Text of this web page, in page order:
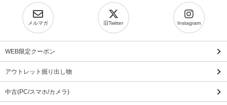
メルマガ 旧Twitter Instagram
WEB限定クーポン
アウトレット掘り出し物
中古(PC/スマホ/カメラ)